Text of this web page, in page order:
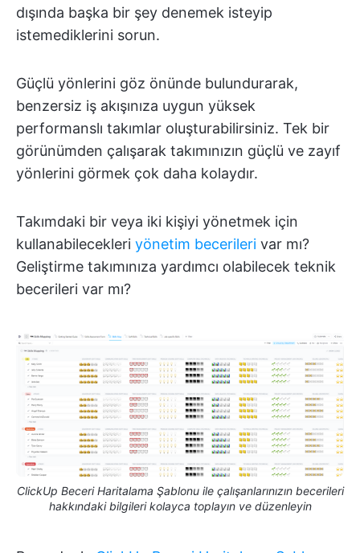
dışında başka bir şey denemek isteyip
istemediklerini sorun.
Güçlü yönlerini göz önünde bulundurarak,
benzersiz iş akışınıza uygun yüksek
performanslı takımlar oluşturabilirsiniz. Tek bir
görünümden çalışarak takımınızın güçlü ve zayıf
yönlerini görmek çok daha kolaydır.
Takımdaki bir veya iki kişiyi yönetmek için
kullanabilecekleri yönetim becerileri var mı?
Geliştirme takımınıza yardımcı olabilecek teknik
becerileri var mı?
ClickUp Beceri Haritalama Şablonu ile çalışanlarınızın becerileri
hakkındaki bilgileri kolayca toplayın ve düzenleyin